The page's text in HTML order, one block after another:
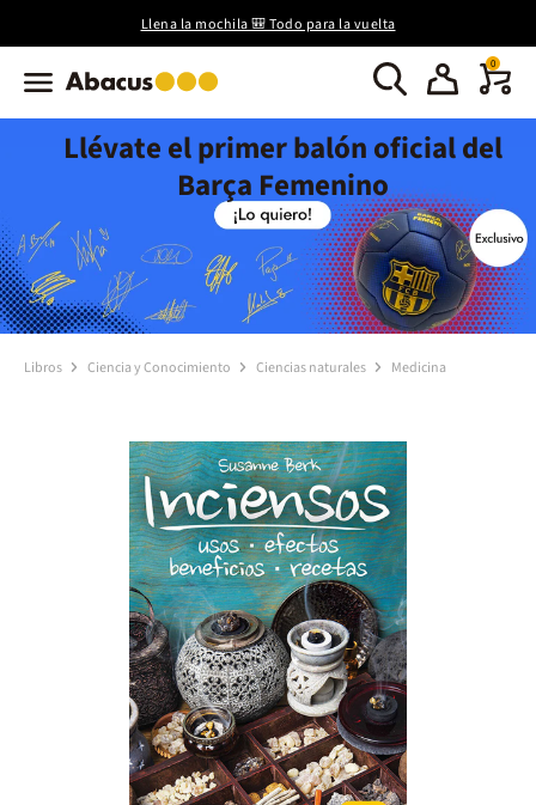
Llena la mochila 🎒 Todo para la vuelta
0
Llévate el primer balón oficial del
Barça Femenino
Libros Ciencia y Conocimiento Ciencias naturales Medicina